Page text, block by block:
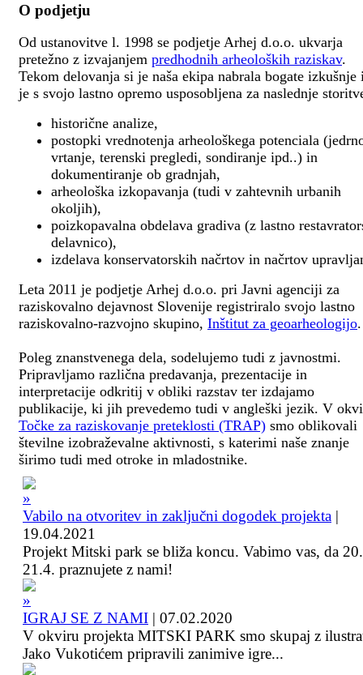
O podjetju
Od ustanovitve l. 1998 se podjetje Arhej d.o.o. ukvarja
pretežno z izvajanjem predhodnih arheoloških raziskav.
Tekom delovanja si je naša ekipa nabrala bogate izkušnje
je s svojo lastno opremo usposobljena za naslednje
historične analize,
postopki vrednotenja arheološkega potenciala
vrtanje, terenski pregledi, sondiranje ipd..) in
dokumentiranje ob gradnjah,
arheološka izkopavanja (tudi v zahtevnih urbanih
okoljih),
poizkopavalna obdelava gradiva (z lastno
delavnico),
izdelava konservatorskih načrtov in načrtov
Leta 2011 je podjetje Arhej d.o.o. pri Javni agenciji za
raziskovalno dejavnost Slovenije registriralo svojo lastno
raziskovalno-razvojno skupino, Inštitut za geoarheologijo.
Poleg znanstvenega dela, sodelujemo tudi z javnostmi.
Pripravljamo različna predavanja, prezentacije in
interpretacije odkritij v obliki razstav ter izdajamo
publikacije, ki jih prevedemo tudi v angleški jezik. V
Točke za raziskovanje preteklosti (TRAP) smo oblikovali
številne izobraževalne aktivnosti, s katerimi naše znanje
širimo tudi med otroke in mladostnike.
Vabilo na otvoritev in zaključni dogodek projekta |
19.04.2021
Projekt Mitski park se bliža koncu. Vabimo vas, da
21.4. praznujete z nami!
IGRAJ SE Z NAMI | 07.02.2020
V okviru projekta MITSKI PARK smo skupaj z
Jako Vukotićem pripravili zanimive igre...